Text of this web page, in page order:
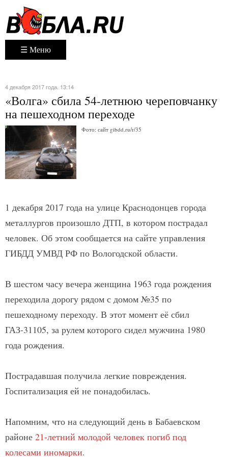
☰ Меню
4 декабря 2017 года. 13:14
«Волга» сбила 54-летнюю череповчанку
на пешеходном переходе
Фото: сайт gibdd.ru/r/35
1 декабря 2017 года на улице Краснодонцев города
металлургов произошло ДТП, в котором пострадал
человек. Об этом сообщается на сайте управления
ГИБДД УМВД РФ по Вологодской области.
В шестом часу вечера женщина 1963 года рождения
переходила дорогу рядом с домом №35 по
пешеходному переходу. В этот момент её сбил
ГАЗ-31105, за рулем которого сидел мужчина 1980
года рождения.
Пострадавшая получила легкие повреждения.
Госпитализация ей не понадобилась.
Напомним, что на следующий день в Бабаевском
районе 21-летний молодой человек погиб под
колесами иномарки.